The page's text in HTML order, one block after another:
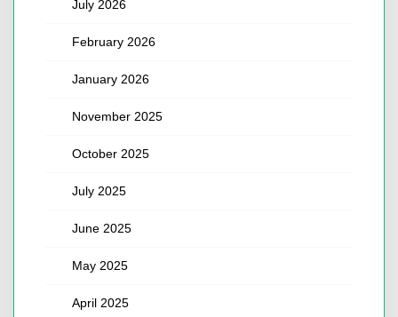
July 2026
February 2026
January 2026
November 2025
October 2025
July 2025
June 2025
May 2025
April 2025